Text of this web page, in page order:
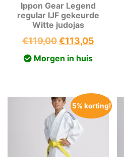
Ippon Gear Legend
regular IJF gekeurde
Witte judojas
€119,00Oorspronkelijke
prijs
€113,05Huidige
Morgen in huis
5% korting!